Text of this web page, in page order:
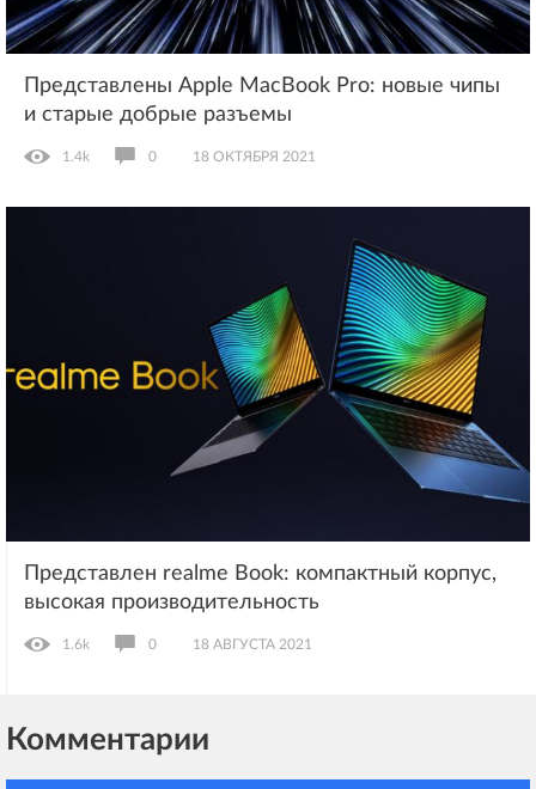
Представлены Apple MacBook Pro: новые чипы
и старые добрые разъемы
1.4k 0 18 ОКТЯБРЯ 2021
Представлен realme Book: компактный корпус,
высокая производительность
1.6k 0 18 АВГУСТА 2021
Комментарии